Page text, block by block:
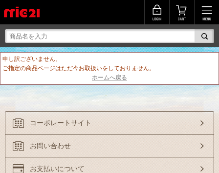
申し訳ございません。
ご指定の商品ページはただ今お取扱いをしておりません。
ホームへ戻る
コーポレートサイト
お問い合わせ
お支払いについて